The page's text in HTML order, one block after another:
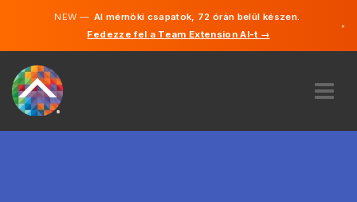
NEW —AI mérnöki csapatok, 72 órán belül készen.
Fedezze fel a Team Extension AI-t →
×